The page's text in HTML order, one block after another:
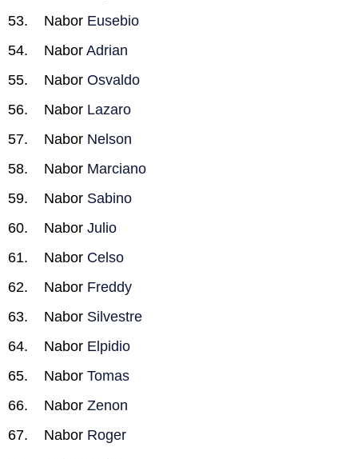
Nabor Eusebio
Nabor Adrian
Nabor Osvaldo
Nabor Lazaro
Nabor Nelson
Nabor Marciano
Nabor Sabino
Nabor Julio
Nabor Celso
Nabor Freddy
Nabor Silvestre
Nabor Elpidio
Nabor Tomas
Nabor Zenon
Nabor Roger